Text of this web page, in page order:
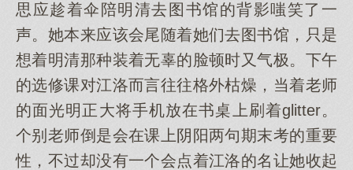
思应趁着伞陪明清去图书馆的背影嗤笑了一
声。她本来应该会尾随着她们去图书馆，只是
想着明清那种装着无辜的脸顿时又气极。下午
的选修课对江洛而言往往格外枯燥，当着老师
的面光明正大将手机放在书桌上刷着glitter。
个别老师倒是会在课上阴阳两句期末考的重要
性，不过却没有一个会点着江洛的名让她收起